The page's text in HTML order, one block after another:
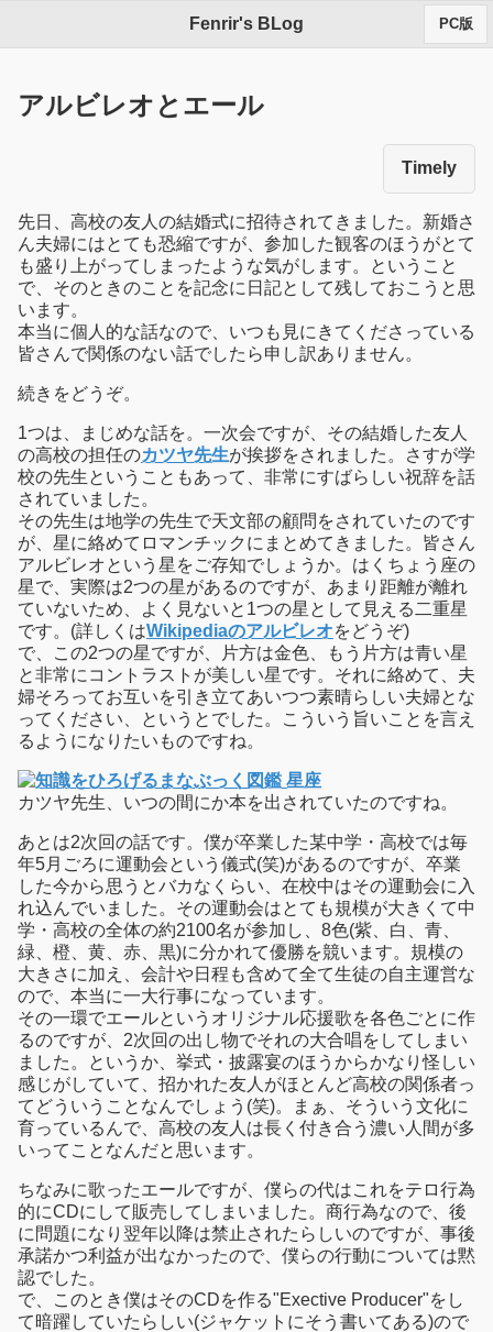
Fenrir's BLog PC版
アルビレオとエール
Timely
先日、高校の友人の結婚式に招待されてきました。新婚さ
ん夫婦にはとても恐縮ですが、参加した観客のほうがとて
も盛り上がってしまったような気がします。ということ
で、そのときのことを記念に日記として残しておこうと思
います。
本当に個人的な話なので、いつも見にきてくださっている
皆さんで関係のない話でしたら申し訳ありません。
続きをどうぞ。
1つは、まじめな話を。一次会ですが、その結婚した友人
の高校の担任のカツヤ先生が挨拶をされました。さすが学
校の先生ということもあって、非常にすばらしい祝辞を話
されていました。
その先生は地学の先生で天文部の顧問をされていたのです
が、星に絡めてロマンチックにまとめてきました。皆さん
アルビレオという星をご存知でしょうか。はくちょう座の
星で、実際は2つの星があるのですが、あまり距離が離れ
ていないため、よく見ないと1つの星として見える二重星
です。(詳しくはWikipediaのアルビレオをどうぞ)
で、この2つの星ですが、片方は金色、もう片方は青い星
と非常にコントラストが美しい星です。それに絡めて、夫
婦そろってお互いを引き立てあいつつ素晴らしい夫婦とな
ってください、というとでした。こういう旨いことを言え
るようになりたいものですね。
カツヤ先生、いつの間にか本を出されていたのですね。
あとは2次回の話です。僕が卒業した某中学・高校では毎
年5月ごろに運動会という儀式(笑)があるのですが、卒業
した今から思うとバカなくらい、在校中はその運動会に入
れ込んでいました。その運動会はとても規模が大きくて中
学・高校の全体の約2100名が参加し、8色(紫、白、青、
緑、橙、黄、赤、黒)に分かれて優勝を競います。規模の
大きさに加え、会計や日程も含めて全て生徒の自主運営な
ので、本当に一大行事になっています。
その一環でエールというオリジナル応援歌を各色ごとに作
るのですが、2次回の出し物でそれの大合唱をしてしまい
ました。というか、挙式・披露宴のほうからかなり怪しい
感じがしていて、招かれた友人がほとんど高校の関係者っ
てどういうことなんでしょう(笑)。まぁ、そういう文化に
育っているんで、高校の友人は長く付き合う濃い人間が多
いってことなんだと思います。
ちなみに歌ったエールですが、僕らの代はこれをテロ行為
的にCDにして販売してしまいました。商行為なので、後
に問題になり翌年以降は禁止されたらしいのですが、事後
承諾かつ利益が出なかったので、僕らの行動については黙
認でした。
で、このとき僕はそのCDを作る"Exective Producer"をし
て暗躍していたらしい(ジャケットにそう書いてある)ので